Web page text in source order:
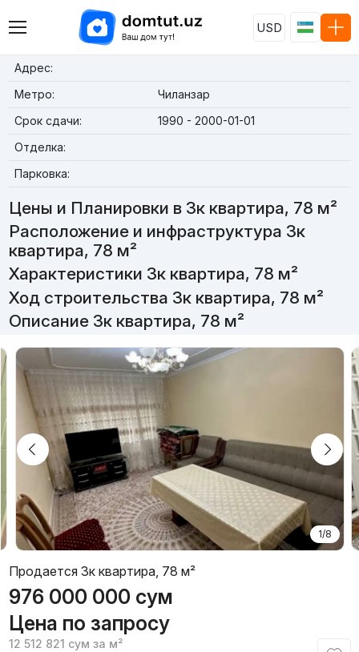
USD
Адрес:
Метро:
Чиланзар
Срок сдачи:
1990 - 2000-01-01
Отделка:
Парковка:
Цены и Планировки в 3к квартира, 78 м²
Расположение и инфраструктура 3к
квартира, 78 м²
Характеристики 3к квартира, 78 м²
Ход строительства 3к квартира, 78 м²
Описание 3к квартира, 78 м²
1/8
Продается 3к квартира, 78 м²
976 000 000 сум
Цена по запросу
12 512 821 сум за м²